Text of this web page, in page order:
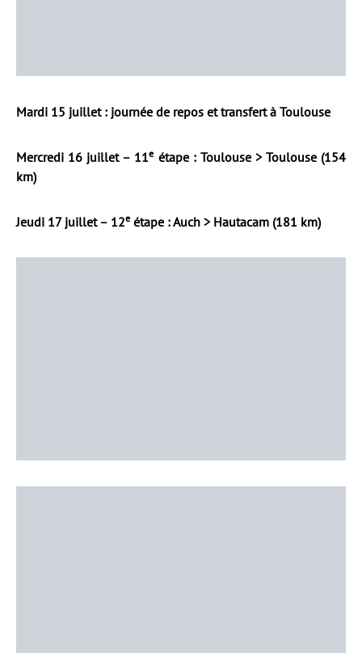
Mardi 15 juillet : journée de repos et transfert à Toulouse
Mercredi 16 juillet – 11e étape : Toulouse > Toulouse (154
km)
Jeudi 17 juillet – 12e étape : Auch > Hautacam (181 km)